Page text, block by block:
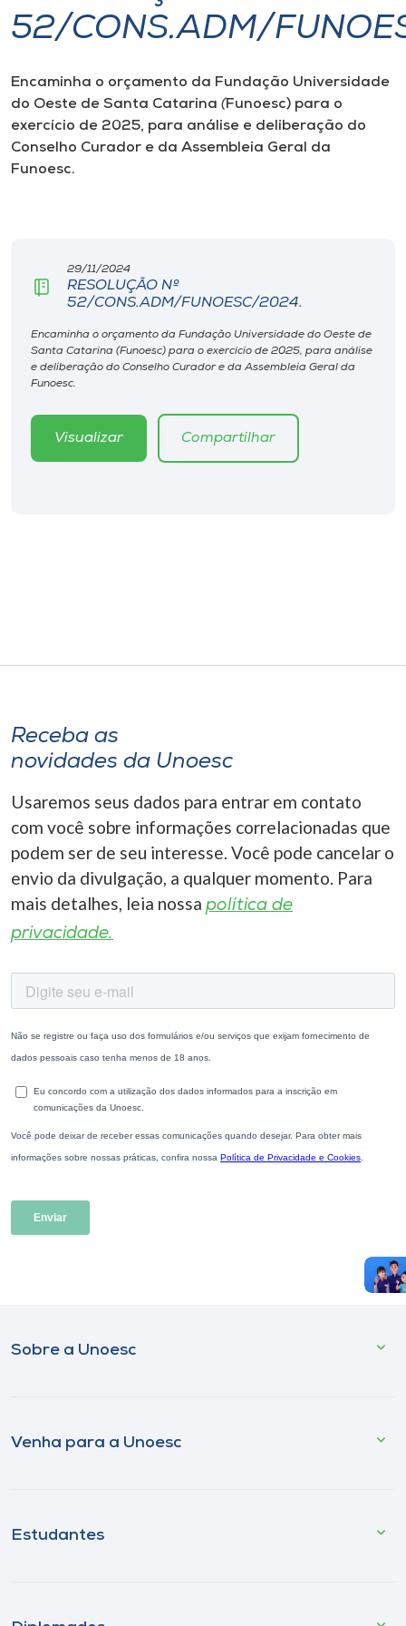
I.nova
Diplomados
Cultura
Editora
Rádio
Museu
52/CONS.ADM/
Encaminha o orçamento da Fundação Universidade
do Oeste de Santa Catarina (Funoesc) para o
exercício de 2025, para análise e deliberação do
Conselho Curador e da Assembleia Geral da
Funoesc.
29/11/2024
RESOLUÇÃO Nº
52/CONS.ADM/FUNOESC/2024.
Encaminha o orçamento da Fundação Universidade do Oeste de
Santa Catarina (Funoesc) para o exercício de 2025, para análise
e deliberação do Conselho Curador e da Assembleia Geral da
Funoesc.
Visualizar Compartilhar
Receba as
novidades da Unoesc
Usaremos seus dados para entrar em contato
com você sobre informações correlacionadas que
podem ser de seu interesse. Você pode cancelar o
envio da divulgação, a qualquer momento. Para
mais detalhes, leia nossa política de
privacidade.
Sobre a Unoesc
Venha para a Unoesc
Estudantes